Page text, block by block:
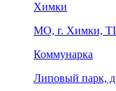
Химки
МО, г. Химки,
Коммунарка
Липовый парк,